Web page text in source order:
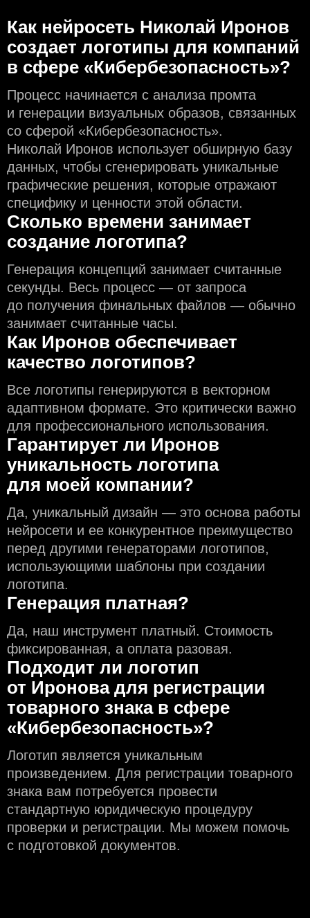
Как нейросеть Николай Иронов
создаeт логотипы для компаний
в сфере «Кибербезопасность»?
Процесс начинается с анализа промта
и генерации визуальных образов, связанных
со сферой «Кибербезопасность».
Николай Иронов использует обширную базу
данных, чтобы сгенерировать уникальные
графические решения, которые отражают
специфику и ценности этой области.
Сколько времени занимает
создание логотипа?
Генерация концепций занимает считанные
секунды. Весь процесс — от запроса
до получения финальных файлов — обычно
занимает считанные часы.
Как Иронов обеспечивает
качество логотипов?
Все логотипы генерируются в векторном
адаптивном формате. Это критически важно
для профессионального использования.
Гарантирует ли Иронов
уникальность логотипа
для моей компании?
Да, уникальный дизайн — это основа работы
нейросети и еe конкурентное преимущество
перед другими генераторами логотипов,
использующими шаблоны при создании
логотипа.
Генерация платная?
Да, наш инструмент платный. Стоимость
фиксированная, а оплата разовая.
Подходит ли логотип
от Иронова для регистрации
товарного знака в сфере
«Кибербезопасность»?
Логотип является уникальным
произведением. Для регистрации товарного
знака вам потребуется провести
стандартную юридическую процедуру
проверки и регистрации. Мы можем помочь
с подготовкой документов.